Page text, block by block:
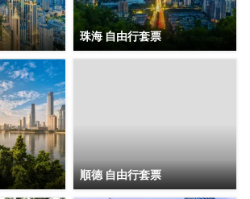
珠海 自由行套票
順德 自由行套票